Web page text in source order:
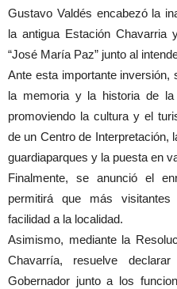
Gustavo Valdés encabezó la
la antigua Estación Chavarria
“José María Paz” junto al
Ante esta importante inversión,
la memoria y la historia de la
promoviendo la cultura y el
de un Centro de Interpretación,
guardiaparques y la puesta en
Finalmente, se anunció el
permitirá que más
facilidad a la localidad.
Asimismo, mediante la
Chavarría, resuelve
Gobernador junto a los